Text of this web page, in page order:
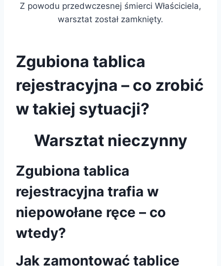
Z powodu przedwczesnej śmierci Właściciela,
warsztat został zamknięty.
Zgubiona tablica
rejestracyjna – co zrobić
w takiej sytuacji?
Warsztat nieczynny
Zgubiona tablica
rejestracyjna trafia w
niepowołane ręce – co
wtedy?
Jak zamontować tablice